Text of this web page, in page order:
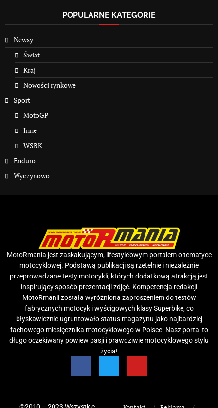
POPULARNE KATEGORIE
Newsy
Świat
Kraj
Nowości rynkowe
Sport
MotoGP
Inne
WSBK
Enduro
Wyczynowo
MotoRmania jest zaskakującym, lifestyle’owym portalem o tematyce
motocyklowej. Podstawą publikacji są rzetelnie i niezależnie
przeprowadzane testy motocykli, których dodatkową atrakcją jest
inspirujący sposób prezentacji zdjęć. Kompetencja redakcji
MotoRmanii została wyróżniona zaproszeniem do testów
fabrycznych motocykli wyścigowych klasy Superbike, co
błyskawicznie ugruntowało status magazynu jako najbardziej
fachowego miesięcznika motocyklowego w Polsce. Nasz portal to
długo oczekiwany powiew pasji i prawdziwie motocyklowego stylu
życia!